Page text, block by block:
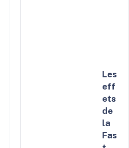
Les
eff
ets
de
la
Fas